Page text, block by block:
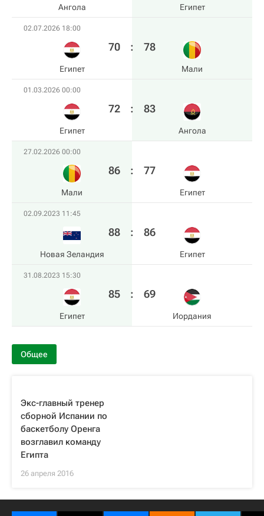
Ангола Египет
02.07.2026 18:00
Египет
70 : 78
Мали
01.03.2026 00:00
Египет
72 : 83
Ангола
27.02.2026 00:00
Мали
86 : 77
Египет
02.09.2023 11:45
Новая Зеландия
88 : 86
Египет
31.08.2023 15:30
Египет
85 : 69
Иордания
Общее
Экс-главный тренер
сборной Испании по
баскетболу Оренга
возглавил команду
Египта
26 апреля 2016